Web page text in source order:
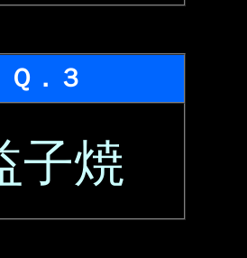
Ｑ．３
子焼